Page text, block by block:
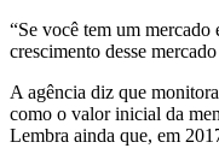
“Se você tem um
crescimento desse
A agência diz que
como o valor inicial da
Lembra ainda que, em